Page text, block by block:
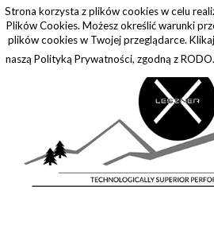
Strona korzysta z plików cookies w celu
Plików Cookies. Możesz określić warunki
plików cookies w Twojej przeglądarce.
naszą Polityką Prywatności, zgodną z RODO.